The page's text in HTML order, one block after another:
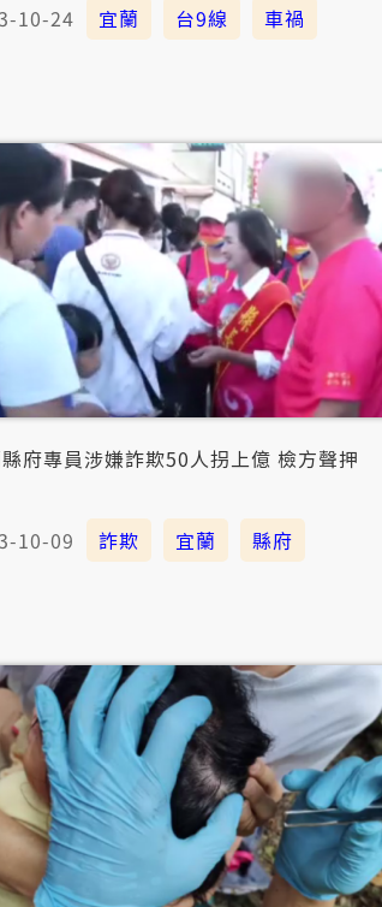
10-24 宜蘭 台9線 車禍
府專員涉嫌詐欺50人拐上億 檢方聲押
10-09 詐欺 宜蘭 縣府